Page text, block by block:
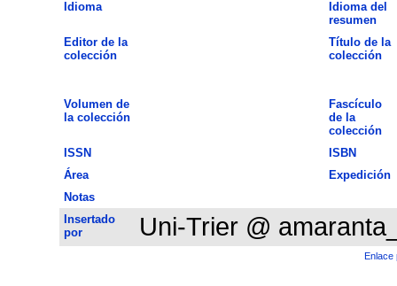
Idioma
Idioma del
resumen
Editor de la
colección
Título de la
colección
Volumen de
la colección
Fascículo
de la
colección
ISSN
ISBN
Área
Expedición
Notas
Insertado
por
Uni-Trier @
Enlace